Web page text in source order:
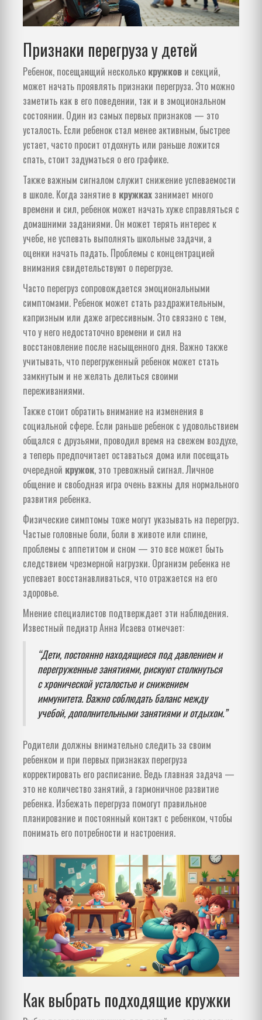
Признаки перегруза у детей
Ребенок, посещающий несколько кружков и секций,
может начать проявлять признаки перегруза. Это можно
заметить как в его поведении, так и в эмоциональном
состоянии. Один из самых первых признаков — это
усталость. Если ребенок стал менее активным, быстрее
устает, часто просит отдохнуть или раньше ложится
спать, стоит задуматься о его графике.
Также важным сигналом служит снижение успеваемости
в школе. Когда занятие в кружках занимает много
времени и сил, ребенок может начать хуже справляться с
домашними заданиями. Он может терять интерес к
учебе, не успевать выполнять школьные задачи, а
оценки начать падать. Проблемы с концентрацией
внимания свидетельствуют о перегрузе.
Часто перегруз сопровождается эмоциональными
симптомами. Ребенок может стать раздражительным,
капризным или даже агрессивным. Это связано с тем,
что у него недостаточно времени и сил на
восстановление после насыщенного дня. Важно также
учитывать, что перегруженный ребенок может стать
замкнутым и не желать делиться своими
переживаниями.
Также стоит обратить внимание на изменения в
социальной сфере. Если раньше ребенок с удовольствием
общался с друзьями, проводил время на свежем воздухе,
а теперь предпочитает оставаться дома или посещать
очередной кружок, это тревожный сигнал. Личное
общение и свободная игра очень важны для нормального
развития ребенка.
Физические симптомы тоже могут указывать на перегруз.
Частые головные боли, боли в животе или спине,
проблемы с аппетитом и сном — это все может быть
следствием чрезмерной нагрузки. Организм ребенка не
успевает восстанавливаться, что отражается на его
здоровье.
Мнение специалистов подтверждает эти наблюдения.
Известный педиатр Анна Исаева отмечает:
“Дети, постоянно находящиеся под давлением и
перегруженные занятиями, рискуют столкнуться
с хронической усталостью и снижением
иммунитета. Важно соблюдать баланс между
учебой, дополнительными занятиями и отдыхом.”
Родители должны внимательно следить за своим
ребенком и при первых признаках перегруза
корректировать его расписание. Ведь главная задача —
это не количество занятий, а гармоничное развитие
ребенка. Избежать перегруза помогут правильное
планирование и постоянный контакт с ребенком, чтобы
понимать его потребности и настроения.
Как выбрать подходящие кружки